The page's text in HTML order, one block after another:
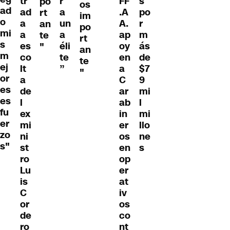
ad
o
mi
s
m
ej
or
es
es
fu
er
zo
s"
ad
a
a
es
co
lt
a
de
l
ex
mi
ni
st
ro
Lu
is
C
or
de
ro
rt
an
te
"
a
un
a
éli
te
”
os
im
po
rt
an
te
"
.A
A.
ap
oy
en
a
C
ar
ab
in
er
os
en
op
er
at
iv
os
co
nt
po
r
m
ás
de
$7
9
mi
l
mi
llo
ne
s